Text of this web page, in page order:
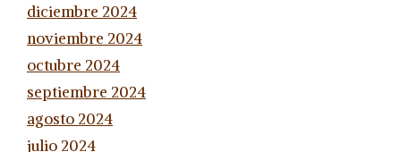
diciembre 2024
noviembre 2024
octubre 2024
septiembre 2024
agosto 2024
julio 2024